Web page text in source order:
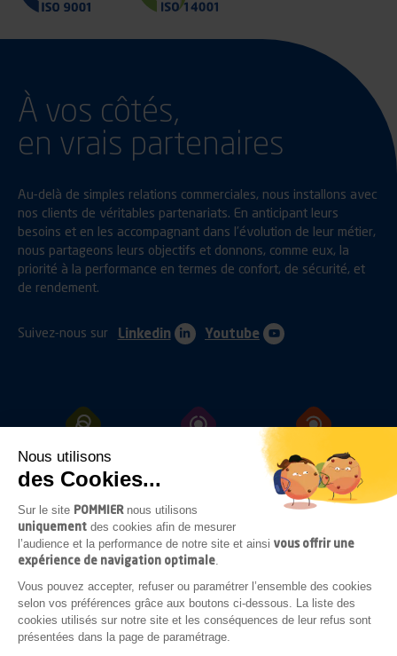
Nous utilisons
des Cookies...
Sur le site POMMIER nous utilisons
uniquement des cookies afin de mesurer
l’audience et la performance de notre site et ainsi vous offrir une
expérience de navigation optimale.
Vous pouvez accepter, refuser ou paramétrer l’ensemble des cookies
selon vos préférences grâce aux boutons ci-dessous. La liste des
cookies utilisés sur notre site et les conséquences de leur refus sont
présentées dans la page de paramétrage.
À vos côtés,
en vrais partenaires
Au-delà de simples relations commerciales, nous installons avec
nos clients de véritables partenariats. En anticipant leurs
besoins et en les accompagnant dans l’évolution de leur métier,
nous partageons leurs objectifs et donnons, comme eux, la
priorité à la performance en termes de confort, de sécurité, et
de rendement.
Suivez-nous sur Linkedin Youtube
ATTELAGES FIXATIONS
OUVRANTS ECLAIRAGES
ACCESSOIRES
SOUS-CHASSIS
COMPLÉMENTS
CARROSSERIE